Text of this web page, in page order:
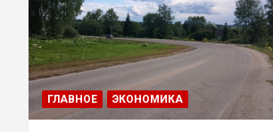
ГЛАВНОЕ ЭКОНОМИКА